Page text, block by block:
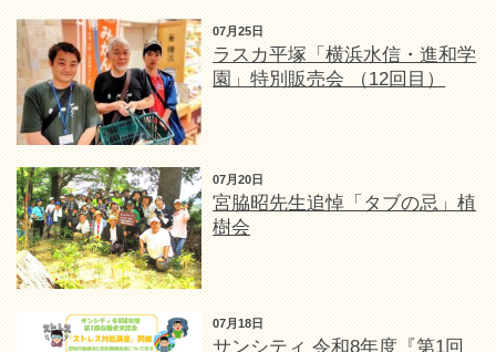
07月25日
ラスカ平塚「横浜水信・進和学
園」特別販売会 （12回目）
07月20日
宮脇昭先生追悼「タブの忌」植
樹会
07月18日
サンシティ 令和8年度『第1回